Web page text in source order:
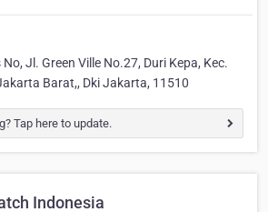
Jl. Green Ville No.27, Duri Kepa, Kec.
Barat,, Dki Jakarta, 11510
Tap here to update.
Indonesia